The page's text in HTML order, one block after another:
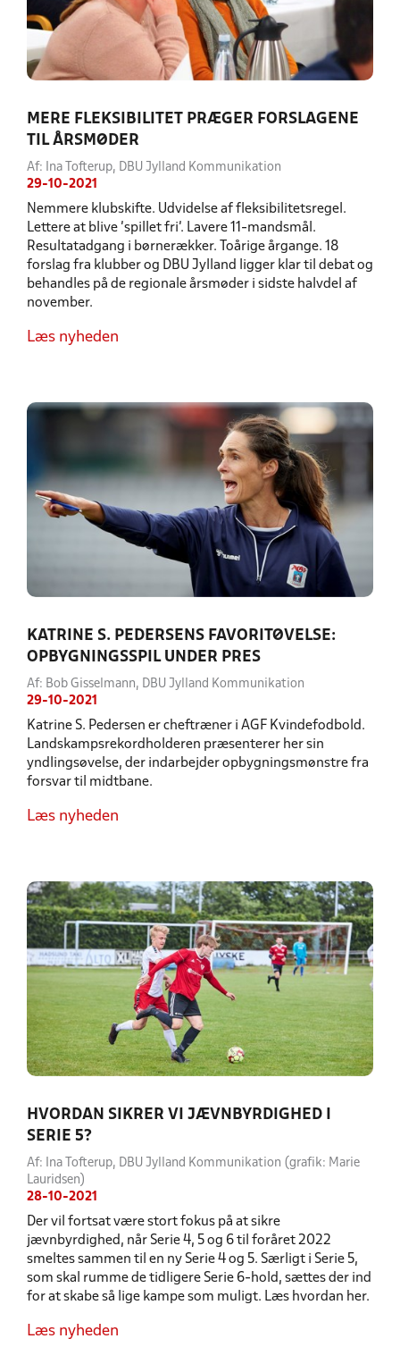
MERE FLEKSIBILITET PRÆGER FORSLAGENE
TIL ÅRSMØDER
Af: Ina Tofterup, DBU Jylland Kommunikation
29-10-2021
Nemmere klubskifte. Udvidelse af fleksibilitetsregel.
Lettere at blive 'spillet fri'. Lavere 11-mandsmål.
Resultatadgang i børnerækker. Toårige årgange. 18
forslag fra klubber og DBU Jylland ligger klar til debat og
behandles på de regionale årsmøder i sidste halvdel af
november.
Læs nyheden
KATRINE S. PEDERSENS FAVORITØVELSE:
OPBYGNINGSSPIL UNDER PRES
Af: Bob Gisselmann, DBU Jylland Kommunikation
29-10-2021
Katrine S. Pedersen er cheftræner i AGF Kvindefodbold.
Landskampsrekordholderen præsenterer her sin
yndlingsøvelse, der indarbejder opbygningsmønstre fra
forsvar til midtbane.
Læs nyheden
HVORDAN SIKRER VI JÆVNBYRDIGHED I
SERIE 5?
Af: Ina Tofterup, DBU Jylland Kommunikation (grafik: Marie
Lauridsen)
28-10-2021
Der vil fortsat være stort fokus på at sikre
jævnbyrdighed, når Serie 4, 5 og 6 til foråret 2022
smeltes sammen til en ny Serie 4 og 5. Særligt i Serie 5,
som skal rumme de tidligere Serie 6-hold, sættes der ind
for at skabe så lige kampe som muligt. Læs hvordan her.
Læs nyheden